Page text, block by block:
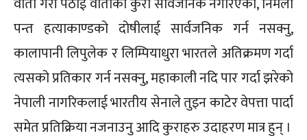
पन्त हत्याकाण्डको दोषीलाई सार्वजनिक गर्न नसक्नु,
कालापानी लिपुलेक र लिम्पियाधुरा भारतले अतिक्रमण गर्दा
त्यसको प्रतिकार गर्न नसक्नु, महाकाली नदि पार गर्दा झरेको
नेपाली नागरिकलाई भारतीय सेनाले तुइन काटेर वेपत्ता पार्दा
समेत प्रतिक्रिया नजनाउनु आदि कुराहरु उदाहरण मात्र हुन् ।